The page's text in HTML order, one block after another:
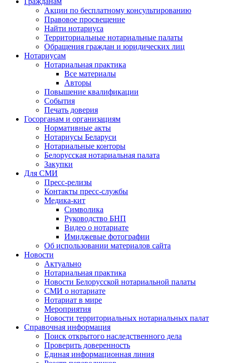
Акции по бесплатному консультированию
Правовое просвещение
Найти нотариуса
Территориальные нотариальные палаты
Обращения граждан и юридических лиц
Нотариусам
Нотариальная практика
Все материалы
Авторы
Повышение квалификации
События
Печать доверия
Госорганам и организациям
Нормативные акты
Нотариусы Беларуси
Нотариальные конторы
Белорусская нотариальная палата
Закупки
Для СМИ
Пресс-релизы
Контакты пресс-службы
Медика-кит
Символика
Руководство БНП
Видео о нотариате
Имиджевые фотографии
Об использовании материалов сайта
Новости
Актуально
Нотариальная практика
Новости Белорусской нотариальной палаты
СМИ о нотариате
Нотариат в мире
Мероприятия
Новости территориальных нотариальных палат
Справочная информация
Поиск открытого наследственного дела
Проверить доверенность
Единая информационная линия